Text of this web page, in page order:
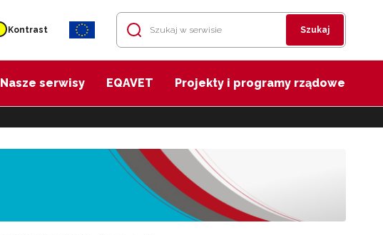
Kontrast Szukaj
Nasze serwisy EQAVET Projekty i programy rządowe